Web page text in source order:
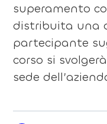
superamento
distribuita una
partecipante
corso si
sede